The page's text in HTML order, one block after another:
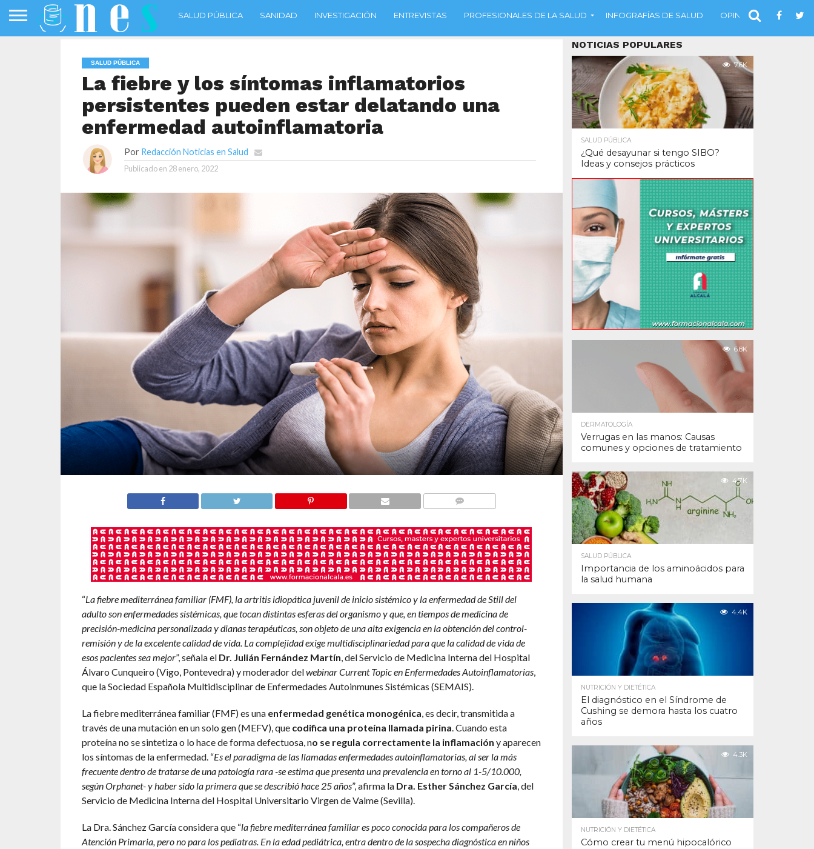
SALUD PÚBLICA SANIDAD INVESTIGACIÓN ENTREVISTAS PROFESIONALES DE LA SALUD INFOGRAFÍAS DE SALUD OPINIÓN
SALUD PÚBLICA
La fiebre y los síntomas inflamatorios
persistentes pueden estar delatando una
enfermedad autoinflamatoria
Por Redacción Noticias en Salud
Publicado en 28 enero, 2022
“La fiebre mediterránea familiar (FMF), la artritis idiopática juvenil de inicio sistémico y la enfermedad de Still del
adulto son enfermedades sistémicas, que tocan distintas esferas del organismo y que, en tiempos de medicina de
precisión-medicina personalizada y dianas terapéuticas, son objeto de una alta exigencia en la obtención del control-
remisión y de la excelente calidad de vida. La complejidad exige multidisciplinariedad para que la calidad de vida de
esos pacientes sea mejor”, señala el Dr. Julián Fernández Martín, del Servicio de Medicina Interna del Hospital
Álvaro Cunqueiro (Vigo, Pontevedra) y moderador delwebinarCurrent Topic en Enfermedades Autoinflamatorias,
que la Sociedad Española Multidisciplinar de Enfermedades Autoinmunes Sistémicas (SEMAIS).
La fiebre mediterránea familiar (FMF) es una enfermedad genética monogénica, es decir, transmitida a
través de una mutación en un solo gen (MEFV), que codifica una proteína llamada pirina. Cuando esta
proteína no se sintetiza o lo hace de forma defectuosa, no se regula correctamente la inflamación y aparecen
los síntomas de la enfermedad. “Es el paradigma de las llamadas enfermedades autoinflamatorias, al ser la más
frecuente dentro de tratarse de una patología rara -se estima que presenta una prevalencia en torno al 1-5/10.000,
según Orphanet- y haber sido la primera que se describió hace 25 años”, afirma la Dra. Esther Sánchez García, del
Servicio de Medicina Interna del Hospital Universitario Virgen de Valme (Sevilla).
La Dra. Sánchez García considera que “la fiebre mediterránea familiar es poco conocida para los compañeros de
Atención Primaria, pero no para los pediatras. En la edad pediátrica, entra dentro de la sospecha diagnóstica en niños
NOTICIAS POPULARES
7.6K
SALUD PÚBLICA
¿Qué desayunar si tengo SIBO?
Ideas y consejos prácticos
6.8K
DERMATOLOGÍA
Verrugas en las manos: Causas
comunes y opciones de tratamiento
4.7K
SALUD PÚBLICA
Importancia de los aminoácidos para
la salud humana
4.4K
NUTRICIÓN Y DIETÉTICA
El diagnóstico en el Síndrome de
Cushing se demora hasta los cuatro
años
4.3K
NUTRICIÓN Y DIETÉTICA
Cómo crear tu menú hipocalórico